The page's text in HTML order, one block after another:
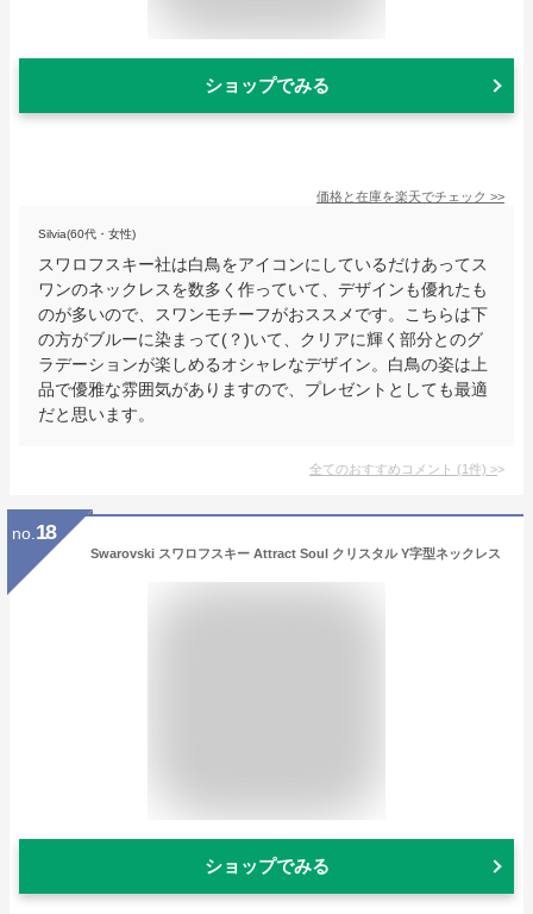
ショップでみる
価格と在庫を楽天でチェック >>
Silvia(60代・女性)
スワロフスキー社は白鳥をアイコンにしているだけあってス
ワンのネックレスを数多く作っていて、デザインも優れたも
のが多いので、スワンモチーフがおススメです。こちらは下
の方がブルーに染まって(？)いて、クリアに輝く部分とのグ
ラデーションが楽しめるオシャレなデザイン。白鳥の姿は上
品で優雅な雰囲気がありますので、プレゼントとしても最適
だと思います。
全てのおすすめコメント (1件) >
no. 18
Swarovski スワロフスキー Attract Soul クリスタル Y字型ネックレス
ショップでみる